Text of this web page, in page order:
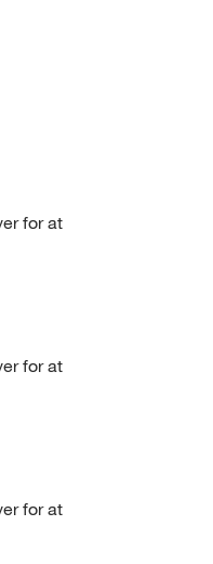
for at
for at
for at